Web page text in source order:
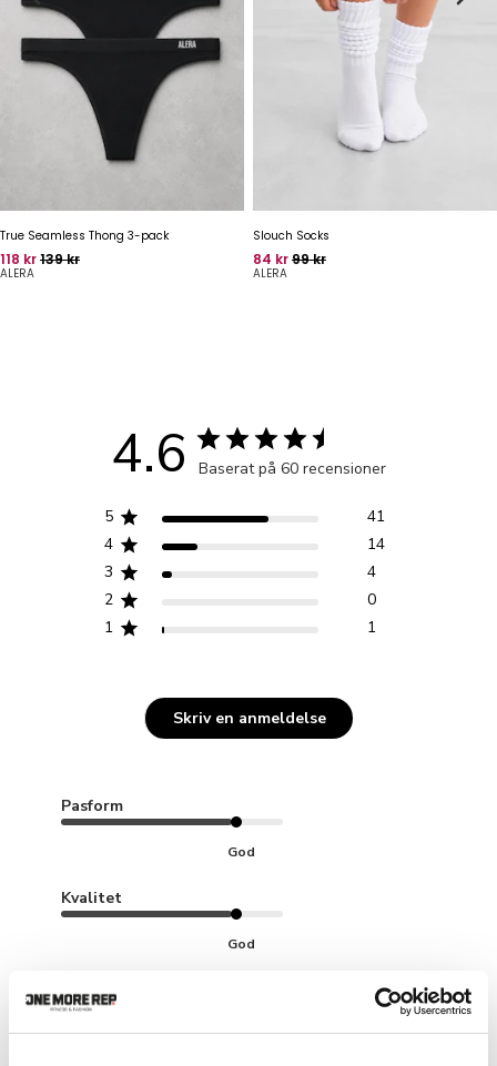
True Seamless Thong 3-pack
Pris
118 krOprindelig pris
139 kr
ALERA
Slouch Socks
Pris
84 krOprindelig pris
99 kr
ALERA
4.6 Baserat på 60 recensioner
5
41
4
14
3
4
2
0
1
1
Skriv en anmeldelse
Pasform
God
Kvalitet
God